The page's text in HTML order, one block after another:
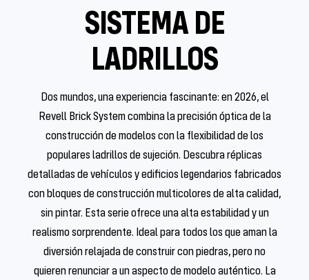
SISTEMA DE
LADRILLOS
Dos mundos, una experiencia fascinante: en 2026, el
Revell Brick System combina la precisión óptica de la
construcción de modelos con la flexibilidad de los
populares ladrillos de sujeción. Descubra réplicas
detalladas de vehículos y edificios legendarios fabricados
con bloques de construcción multicolores de alta calidad,
sin pintar. Esta serie ofrece una alta estabilidad y un
realismo sorprendente. Ideal para todos los que aman la
diversión relajada de construir con piedras, pero no
quieren renunciar a un aspecto de modelo auténtico. La